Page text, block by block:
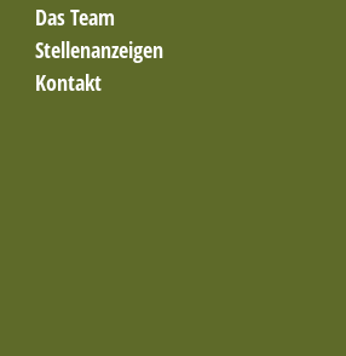
Das Team
Stellenanzeigen
Kontakt